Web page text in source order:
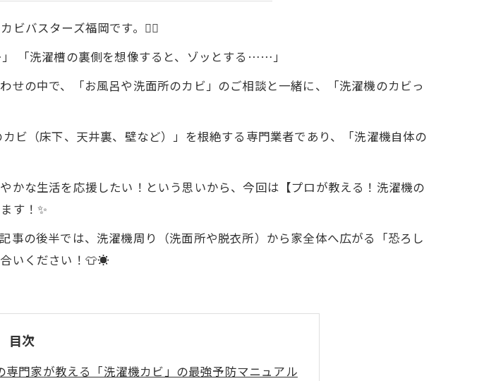
ビバスターズ福岡です。🙋‍♂️
「洗濯槽の裏側を想像すると、ゾッとする……」
の中で、「お風呂や洗面所のカビ」のご相談と一緒に、「洗濯機のカビっ
（床下、天井裏、壁など）」を根絶する専門業者であり、「洗濯機自体の
かな生活を応援したい！という思いから、今回は【プロが教える！洗濯機の
す！✨
事の後半では、洗濯機周り（洗面所や脱衣所）から家全体へ広がる「恐ろし
いください！👕☀️
目次
専門家が教える「洗濯機カビ」の最強予防マニュアル